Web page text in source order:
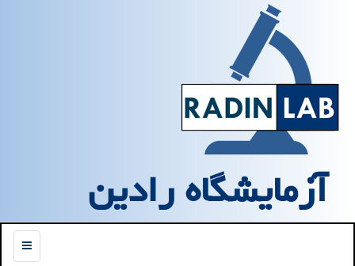
آزمایشگاه رادین
منو